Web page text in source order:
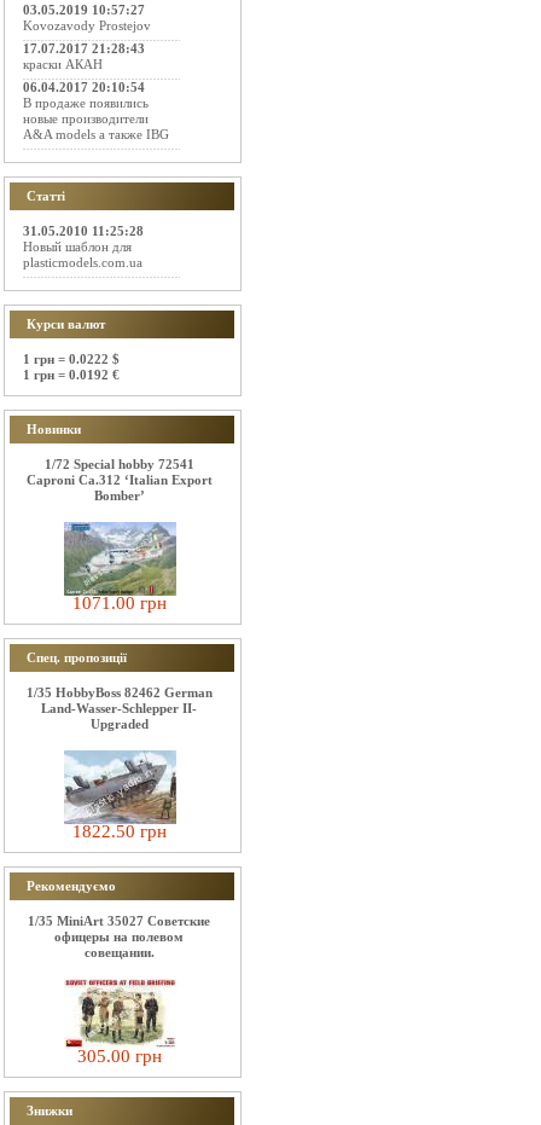
03.05.2019 10:57:27
Kovozavody Prostejov
17.07.2017 21:28:43
краски АКАН
06.04.2017 20:10:54
В продаже появились
новые производители
A&A models а также IBG
Статті
31.05.2010 11:25:28
Новый шаблон для
plasticmodels.com.ua
Курси валют
1 грн = 0.0222 $
1 грн = 0.0192 €
Новинки
1/72 Special hobby 72541
Caproni Ca.312 ‘Italian Export
Bomber’
1071.00 грн
Спец. пропозиції
1/35 HobbyBoss 82462 German
Land-Wasser-Schlepper II-
Upgraded
1822.50 грн
Рекомендуємо
1/35 MiniArt 35027 Советские
офицеры на полевом
совещании.
305.00 грн
Знижки